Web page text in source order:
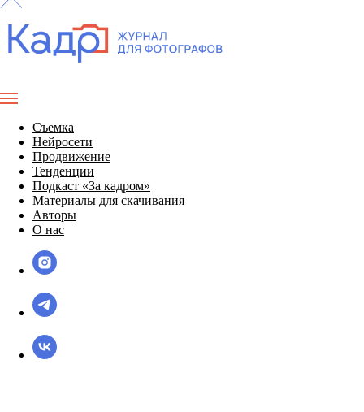
Съемка
Нейросети
Продвижение
Тенденции
Подкаст «За кадром»
Материалы для скачивания
Авторы
О нас